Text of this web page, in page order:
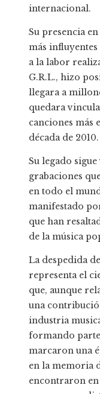
internacional.
Su presencia
más
a la labor
G.R.L., hizo
llegara a
quedara
canciones más
década de 2010.
Su legado
grabaciones
en todo el
manifestado
que han
de la música
La despedida
representa el
que, aunque
una
industria
formando
marcaron una
en la memoria
encontraron en